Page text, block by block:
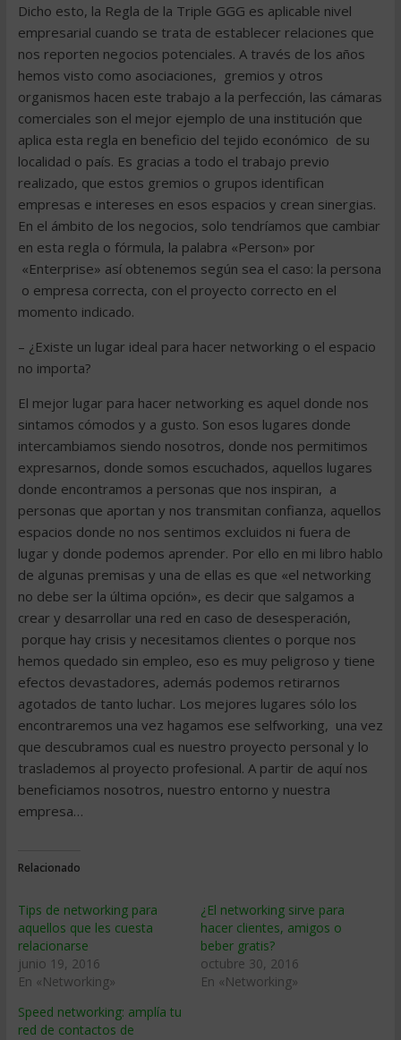
Dicho esto, la Regla de la Triple GGG es aplicable nivel
empresarial cuando se trata de establecer relaciones que
nos reporten negocios potenciales. A través de los años
hemos visto como asociaciones, gremios y otros
organismos hacen este trabajo a la perfección, las cámaras
comerciales son el mejor ejemplo de una institución que
aplica esta regla en beneficio del tejido económico de su
localidad o país. Es gracias a todo el trabajo previo
realizado, que estos gremios o grupos identifican
empresas e intereses en esos espacios y crean sinergias.
En el ámbito de los negocios, solo tendríamos que cambiar
en esta regla o fórmula, la palabra «Person» por
«Enterprise» así obtenemos según sea el caso: la persona
o empresa correcta, con el proyecto correcto en el
momento indicado.
– ¿Existe un lugar ideal para hacer networking o el espacio
no importa?
El mejor lugar para hacer networking es aquel donde nos
sintamos cómodos y a gusto. Son esos lugares donde
intercambiamos siendo nosotros, donde nos permitimos
expresarnos, donde somos escuchados, aquellos lugares
donde encontramos a personas que nos inspiran, a
personas que aportan y nos transmitan confianza, aquellos
espacios donde no nos sentimos excluidos ni fuera de
lugar y donde podemos aprender. Por ello en mi libro hablo
de algunas premisas y una de ellas es que «el networking
no debe ser la última opción», es decir que salgamos a
crear y desarrollar una red en caso de desesperación,
porque hay crisis y necesitamos clientes o porque nos
hemos quedado sin empleo, eso es muy peligroso y tiene
efectos devastadores, además podemos retirarnos
agotados de tanto luchar. Los mejores lugares sólo los
encontraremos una vez hagamos ese selfworking, una vez
que descubramos cual es nuestro proyecto personal y lo
traslademos al proyecto profesional. A partir de aquí nos
beneficiamos nosotros, nuestro entorno y nuestra
empresa…
Relacionado
Tips de networking para
aquellos que les cuesta
relacionarse
junio 19, 2016
En «Networking»
¿El networking sirve para
hacer clientes, amigos o
beber gratis?
octubre 30, 2016
En «Networking»
Speed networking: amplía tu
red de contactos de